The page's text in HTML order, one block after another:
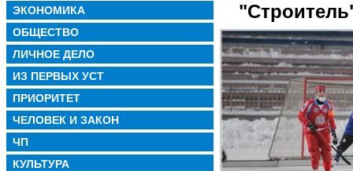
ЭКОНОМИКА
ОБЩЕСТВО
ЛИЧНОЕ ДЕЛО
ИЗ ПЕРВЫХ УСТ
ПРИОРИТЕТ
ЧЕЛОВЕК И ЗАКОН
ЧП
КУЛЬТУРА